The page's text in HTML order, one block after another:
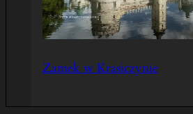
Zamek w Krasiczynie